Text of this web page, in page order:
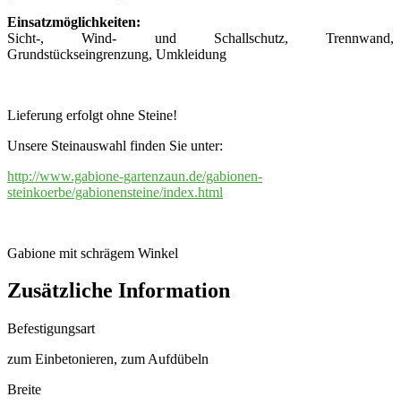
Einsatzmöglichkeiten:
Sicht-, Wind- und Schallschutz, Trennwand,
Grundstückseingrenzung, Umkleidung
Lieferung erfolgt ohne Steine!
Unsere Steinauswahl finden Sie unter:
http://www.gabione-gartenzaun.de/gabionen-
steinkoerbe/gabionensteine/index.html
Gabione mit schrägem Winkel
Zusätzliche Information
Befestigungsart
zum Einbetonieren, zum Aufdübeln
Breite